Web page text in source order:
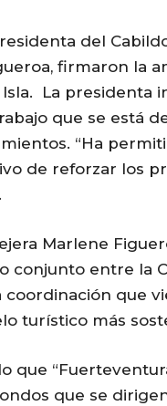
del
firmaron la
La presidenta
que se está
“Ha
de reforzar los
Marlene
conjunto entre la
coordinación que
turístico más
que
que se